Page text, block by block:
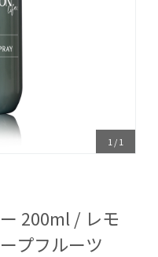
1 /1
200ml / レモ
プフルーツ